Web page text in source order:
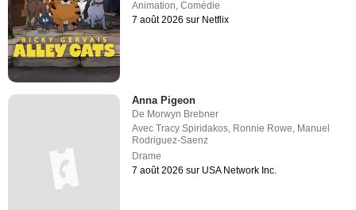
Animation,Comédie
7 août 2026 sur Netflix
Anna Pigeon
De Morwyn Brebner
AvecTracy Spiridakos Ronnie Rowe Manuel
Rodriguez-Saenz
Drame
7 août 2026 sur USA Network Inc.